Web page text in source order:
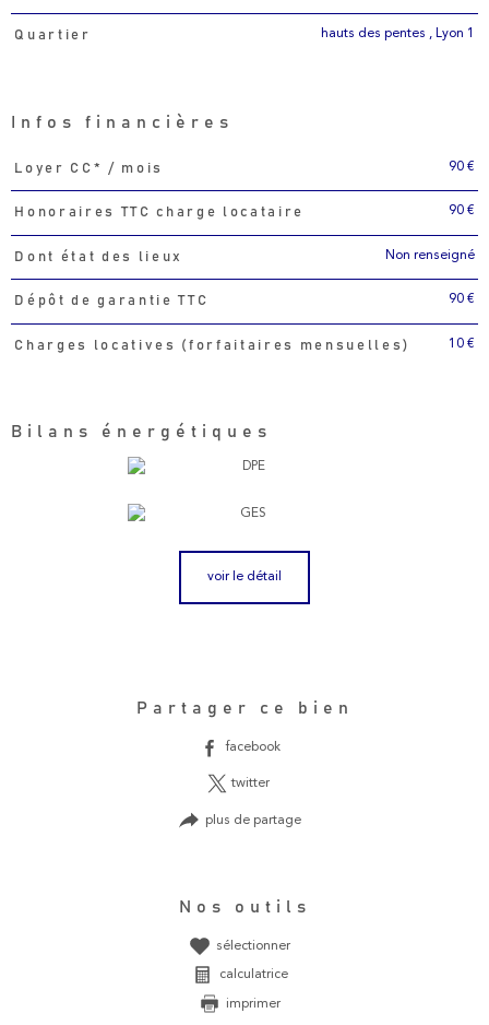
Quartier hauts des pentes , Lyon 1
Infos financières
Caractéristiques Valeurs
Loyer CC* / mois 90 €
Honoraires TTC charge locataire 90 €
Dont état des lieux Non renseigné
Dépôt de garantie TTC 90 €
Charges locatives (forfaitaires mensuelles) 10 €
Bilans énergétiques
voir le détail
Partager ce bien
facebook
twitter
plus de partage
Nos outils
sélectionner
calculatrice
imprimer